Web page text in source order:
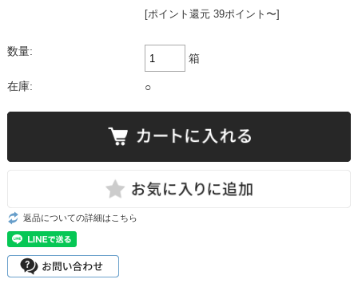
[ポイント還元 39ポイント〜]
数量:
箱
在庫: ○
返品についての詳細はこちら